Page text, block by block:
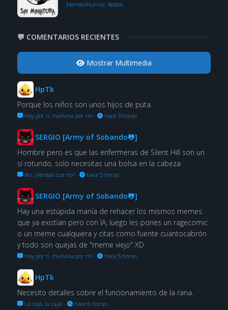
Memes/Humor, Reddit
💬 COMENTARIOS RECIENTES
Mostrar Multimedia
HpTk
Porque los niños son unos hijos de puta.
Hoy por ti, mañana por mí· hace 3 horas
SERGIO [Army of Sobando🐸]
Hombre pero es que las enfermeras de Silent Hill son un
sí rotundo, solo necesitas una bolsa en la cabeza
No. ¿Verdad que no?· hace 5 horas
SERGIO [Army of Sobando🐸]
Hay una estúpida manía de rehacer los mismos memes
que ya existian pero con IA, luego les pones un ragecomic
o un meme cualquiera y citas como fuente cuantocabrón
y todo son quejas de "meme viejo" XD
Hoy por ti, mañana por mí· hace 5 horas
HpTk
Necesito detalles sobre el funcionamiento de la rana.
La caja, la caja! · hace 6 horas